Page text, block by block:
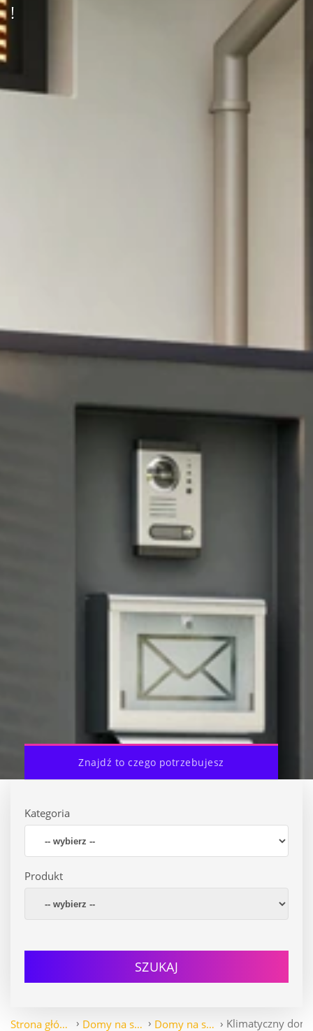
!
Znajdź to czego potrzebujesz
Kategoria
Produkt
SZUKAJ
Strona główna Domy na sprzedaż Domy na sprzedaż Klimatyczny dom